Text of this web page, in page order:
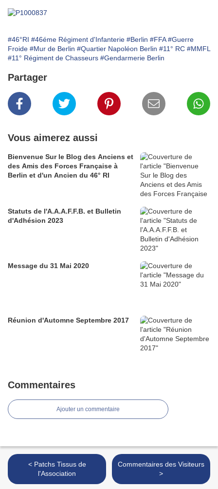
#46°RI #46éme Régiment d'Infanterie #Berlin #FFA #Guerre
Froide #Mur de Berlin #Quartier Napoléon Berlin #11° RC #MMFL
#11° Régiment de Chasseurs #Gendarmerie Berlin
Partager
Vous aimerez aussi
Bienvenue Sur le Blog des Anciens et
des Amis des Forces Française à
Berlin et d'un Ancien du 46° RI
Statuts de l'A.A.A.F.F.B. et Bulletin
d'Adhésion 2023
Message du 31 Mai 2020
Réunion d'Automne Septembre 2017
Commentaires
Ajouter un commentaire
< Patchs Tissus de
l'Association
Commentaires des Visiteurs
>